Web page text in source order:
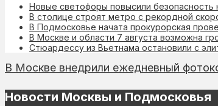
Новые светофоры повысили безопасность
В столице строят метро с рекордной
В Подмосковье начата прокурорская
В Москве и области 7 августа возможна
Стюардессу из Вьетнама остановили с
В Москве внедрили ежедневный
Новости Москвы и Подмосковья